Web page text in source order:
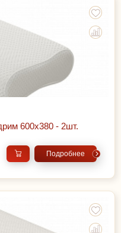
600х380 - 2шт.
Подробнее